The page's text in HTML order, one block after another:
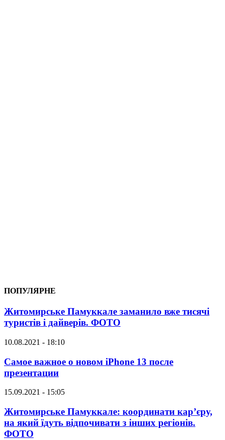
ПОПУЛЯРНЕ
Житомирське Памуккале заманило вже тисячі
туристів і дайверів. ФОТО
10.08.2021 - 18:10
Самое важное о новом iPhone 13 после
презентации
15.09.2021 - 15:05
Житомирське Памуккале: координати кар’єру,
на який їдуть відпочивати з інших регіонів.
ФОТО